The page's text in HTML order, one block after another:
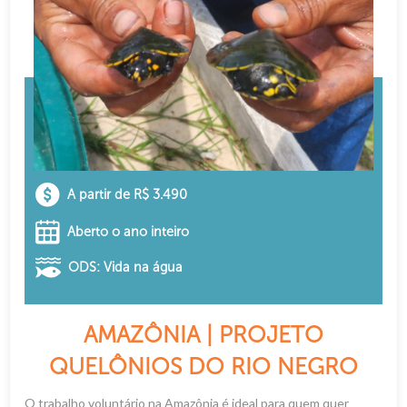
A partir de R$ 3.490
Aberto o ano inteiro
ODS: Vida na água
AMAZÔNIA | PROJETO
QUELÔNIOS DO RIO NEGRO
O trabalho voluntário na Amazônia é ideal para quem quer